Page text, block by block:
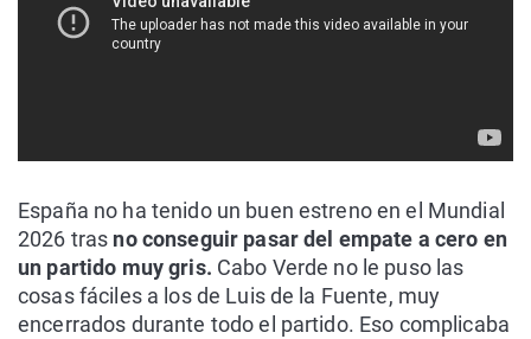
España no ha tenido un buen estreno en el Mundial
2026 tras no conseguir pasar del empate a cero en
un partido muy gris. Cabo Verde no le puso las
cosas fáciles a los de Luis de la Fuente, muy
encerrados durante todo el partido. Eso complicaba